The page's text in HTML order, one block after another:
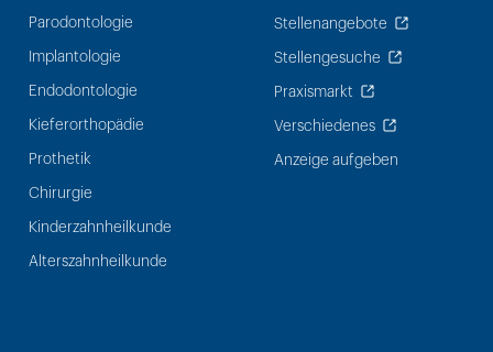
Parodontologie
Implantologie
Endodontologie
Kieferorthopädie
Prothetik
Chirurgie
Kinderzahnheilkunde
Alterszahnheilkunde
Stellenangebote
Stellengesuche
Praxismarkt
Verschiedenes
Anzeige aufgeben